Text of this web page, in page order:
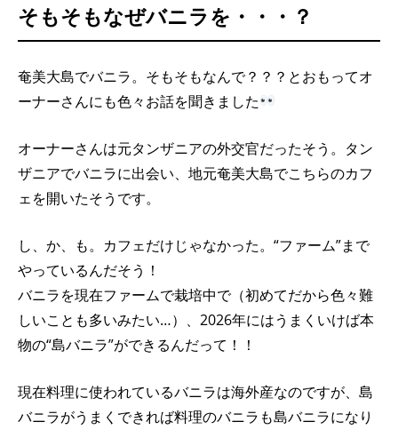
そもそもなぜバニラを・・・？
奄美大島でバニラ。そもそもなんで？？？とおもってオ
ーナーさんにも色々お話を聞きました
オーナーさんは元タンザニアの外交官だったそう。タン
ザニアでバニラに出会い、地元奄美大島でこちらのカフ
ェを開いたそうです。
し、か、も。カフェだけじゃなかった。“ファーム”まで
やっているんだそう！
バニラを現在ファームで栽培中で（初めてだから色々難
しいことも多いみたい…）、2026年にはうまくいけば本
物の“島バニラ”ができるんだって！！
現在料理に使われているバニラは海外産なのですが、島
バニラがうまくできれば料理のバニラも島バニラになり